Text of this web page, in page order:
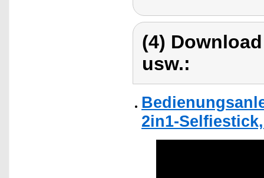
(4)
usw.:
2in1-